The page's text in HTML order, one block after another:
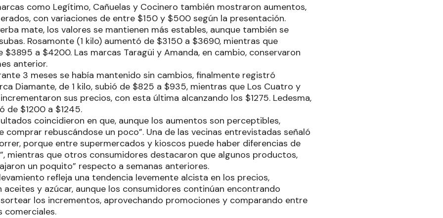
como Legítimo, Cañuelas y Cocinero también mostraron aumentos,
con variaciones de entre $150 y $500 según la presentación.
mate, los valores se mantienen más estables, aunque también se
Rosamonte (1 kilo) aumentó de $3150 a $3690, mientras que
$3895 a $4200. Las marcas Taragüi y Amanda, en cambio, conservaron
anterior.
3 meses se había mantenido sin cambios, finalmente registró
Diamante, de 1 kilo, subió de $825 a $935, mientras que Los Cuatro y
sus precios, con esta última alcanzando los $1275. Ledesma,
de $1200 a $1245.
coincidieron en que, aunque los aumentos son perceptibles,
comprar rebuscándose un poco”. Una de las vecinas entrevistadas señaló
porque entre supermercados y kioscos puede haber diferencias de
mientras que otros consumidores destacaron que algunos productos,
un poquito” respecto a semanas anteriores.
refleja una tendencia levemente alcista en los precios,
aceites y azúcar, aunque los consumidores continúan encontrando
los incrementos, aprovechando promociones y comparando entre
comerciales.